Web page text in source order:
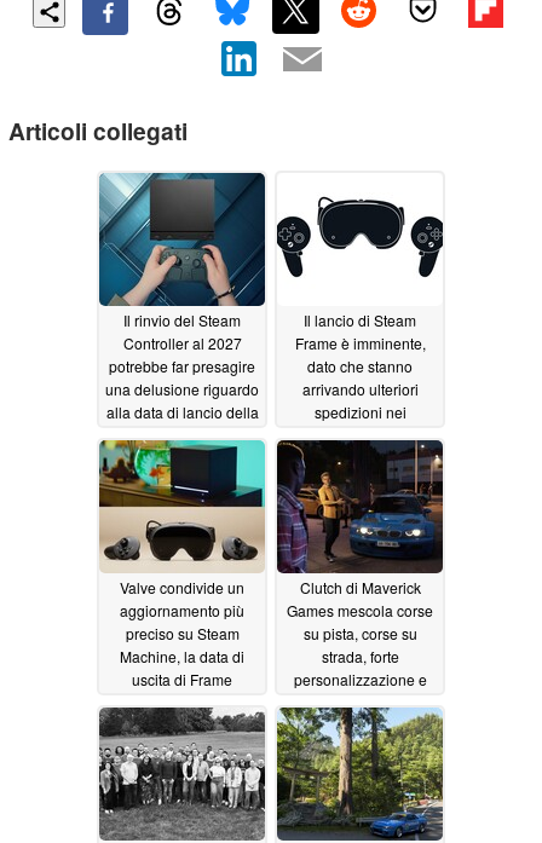
Articoli collegati
Il rinvio del Steam
Controller al 2027
potrebbe far presagire
una delusione riguardo
alla data di lancio della
06/19/2026
Il lancio di Steam
Frame è imminente,
dato che stanno
arrivando ulteriori
spedizioni nei
di Valve
06/13/2026
Valve condivide un
aggiornamento più
preciso su Steam
Machine, la data di
uscita di Frame
06/06/2026
Clutch di Maverick
Games mescola corse
su pista, corse su
strada, forte
personalizzazione e
06/03/2026